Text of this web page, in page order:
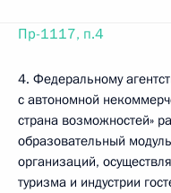
Пр-1117, п.4
4. Федеральному
с автономной
страна возможностей»
образовательный
организаций,
туризма и индустрии